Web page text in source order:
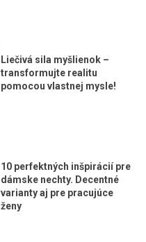
Liečivá sila myšlienok –
transformujte realitu
pomocou vlastnej mysle!
10 perfektných inšpirácií pre
dámske nechty. Decentné
varianty aj pre pracujúce
ženy